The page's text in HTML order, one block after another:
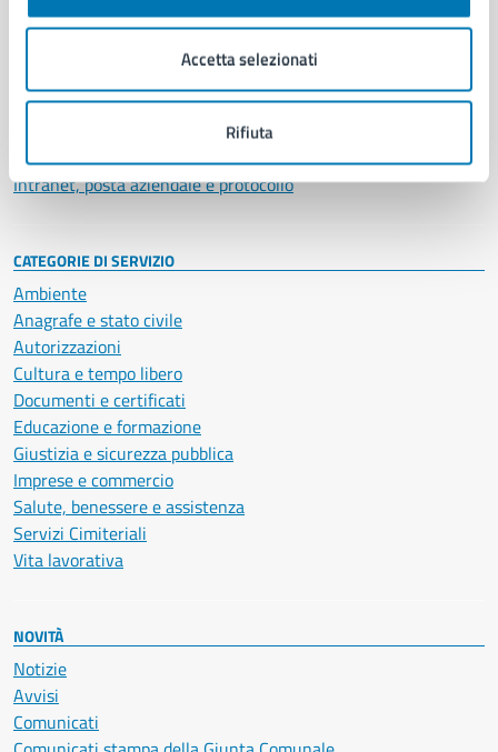
Accetta selezionati
Rifiuta
Municipalità
Politici
Documenti e dati
Intranet, posta aziendale e protocollo
CATEGORIE DI SERVIZIO
Ambiente
Anagrafe e stato civile
Autorizzazioni
Cultura e tempo libero
Documenti e certificati
Educazione e formazione
Giustizia e sicurezza pubblica
Imprese e commercio
Salute, benessere e assistenza
Servizi Cimiteriali
Vita lavorativa
NOVITÀ
Notizie
Avvisi
Comunicati